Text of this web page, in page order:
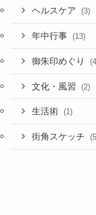
ヘルスケア (3)
年中行事 (13)
御朱印めぐり
文化・風習 (2)
生活術 (1)
街角スケッチ